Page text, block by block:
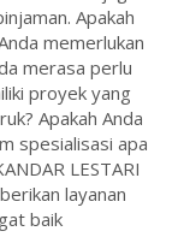
Apakah
memerlukan
merasa perlu
proyek yang
Apakah Anda
spesialisasi apa
LESTARI
layanan
baik